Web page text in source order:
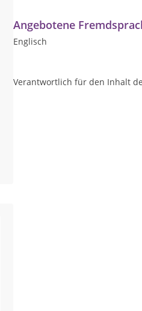
Angebotene
Englisch
Verantwortlich für den Inhalt